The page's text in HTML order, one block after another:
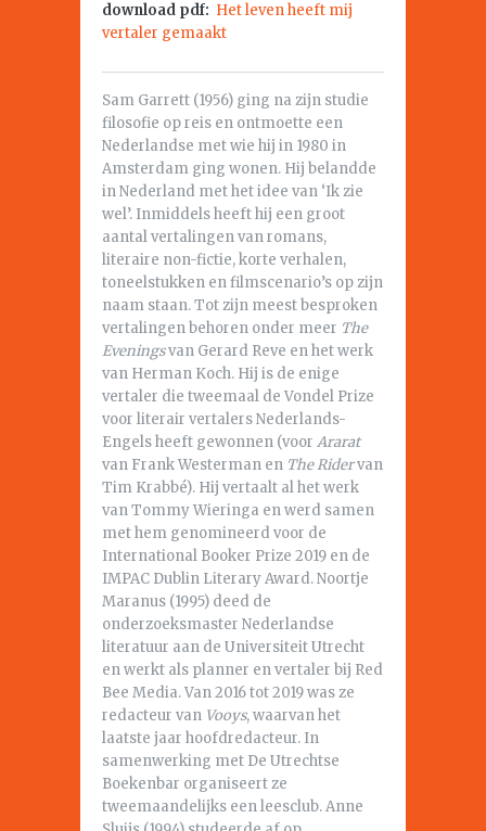
download pdf: Het leven heeft mij
vertaler gemaakt
Sam Garrett (1956) ging na zijn studie
filosofie op reis en ontmoette een
Nederlandse met wie hij in 1980 in
Amsterdam ging wonen. Hij belandde
in Nederland met het idee van ‘Ik zie
wel’. Inmiddels heeft hij een groot
aantal vertalingen van romans,
literaire non-fictie, korte verhalen,
toneelstukken en filmscenario’s op zijn
naam staan. Tot zijn meest besproken
vertalingen behoren onder meer The
Eveningsvan Gerard Reve en het werk
van Herman Koch. Hij is de enige
vertaler die tweemaal de Vondel Prize
voor literair vertalers Nederlands-
Engels heeft gewonnen (voor Ararat
van Frank Westerman en The Ridervan
Tim Krabbé). Hij vertaalt al het werk
van Tommy Wieringa en werd samen
met hem genomineerd voor de
International Booker Prize 2019 en de
IMPAC Dublin Literary Award. Noortje
Maranus (1995) deed de
onderzoeksmaster Nederlandse
literatuur aan de Universiteit Utrecht
en werkt als planner en vertaler bij Red
Bee Media. Van 2016 tot 2019 was ze
redacteur van Vooys, waarvan het
laatste jaar hoofdredacteur. In
samenwerking met De Utrechtse
Boekenbar organiseert ze
tweemaandelijks een leesclub. Anne